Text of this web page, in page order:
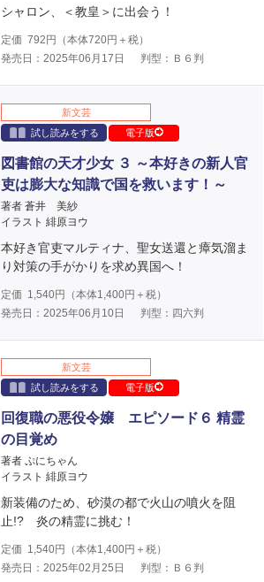
シャロン、＜教皇＞に出会う！
定価 792 円（本体720円＋税）
発売日：2025年06月17日
判型：Ｂ６判
新文芸
試し読みをする
電子版
図書館の天才少女 ３ ～本好きの新人官
吏は膨大な知識で国を救います！～
著者 蒼井 美紗
イラスト 緋原ヨウ
本好き官吏マルティナ、聖女送還と瘴気溜ま
り対策の手がかりを求め異国へ！
定価 1,540円（本体1,400円＋税）
発売日：2025年06月10日
判型：四六判
新文芸
試し読みをする
電子版
回復職の悪役令嬢 エピソード６ 精霊
の目覚め
著者 ぷにちゃん
イラスト 緋原ヨウ
新装備のため、砂漠の都で火山の噴火を阻
止!? 炎の精霊に挑む！
定価 1,540円（本体1,400円＋税）
発売日：2025年02月25日
判型：Ｂ６判